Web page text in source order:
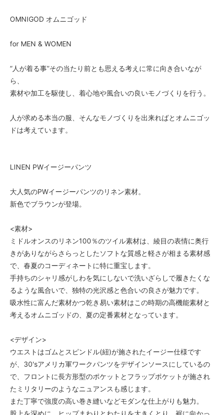
OMNIGOD オムニゴッド
for MEN & WOMEN
“人が着る事”その当たり前とも思える考えに常に向き合いなが
ら、
素材や加工を駆使し、着心地や風合いの良いモノづくりを行う。
人が求める本当の服、そんなモノづくりを出来ればとオムニゴッ
ドは考えています。
LINEN PWイージーパンツ
大人気のPWイージーパンツのリネン素材。
新色でブラウンが登場。
<素材>
ミドルオンスのリネン100％のツイル素材は、綾目の表情に奥行
きがありながらさらっとしたソフトな質感と軽さが相まる素材感
で、春夏のコーディネートに特に重宝します。
手持ちのシャリ感がしわを気にしないで洗いざらしで履きたくな
るような風合いで、独特の光沢感と色合いの良さが魅力です。
吸水性に富んだ素材かつ乾き易い素材はこの時期の高機能素材と
考えるオムニゴッドの、夏の定番素材となっています。
<デザイン>
ウエストはゴムとスピンドル(紐)が施されたイージー仕様です
が、30'sアメリカ軍ワークパンツをデザインソースにしているの
で、フロントに長方形型のポケットとフラップポケットが施され
たミリタリーのようなニュアンスも感じます。
また丁寧で強度の高い巻き縫いなどモダンな仕上がりも魅力。